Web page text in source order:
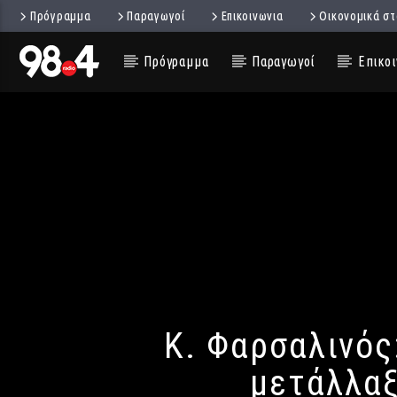
Πρόγραμμα Παραγωγοί Επικοινωνια Οικονομικά
Πρόγραμμα Παραγωγοί
Κ.